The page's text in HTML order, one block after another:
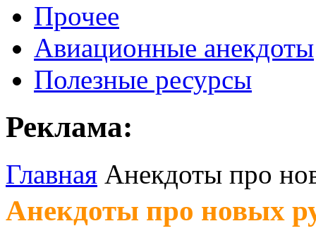
Прочее
Авиационные анекдоты
Полезные ресурсы
Реклама:
Главная Анекдоты про
Анекдоты про новых